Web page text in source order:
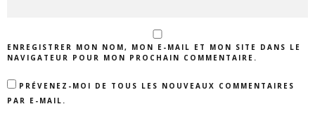
ENREGISTRER MON NOM, MON E-MAIL ET MON SITE DANS LE
NAVIGATEUR POUR MON PROCHAIN COMMENTAIRE.
PRÉVENEZ-MOI DE TOUS LES NOUVEAUX COMMENTAIRES
PAR E-MAIL.